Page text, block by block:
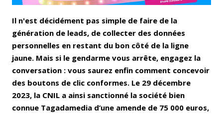
Il n'est décidément pas simple de faire de la
génération de leads, de collecter des données
personnelles en restant du bon côté de la ligne
jaune. Mais si le gendarme vous arrête, engagez la
conversation : vous saurez enfin comment concevoir
des boutons de clic conformes. Le 29 décembre
2023, la CNIL a ainsi sanctionné la société bien
connue Tagadamedia d’une amende de 75 000 euros,